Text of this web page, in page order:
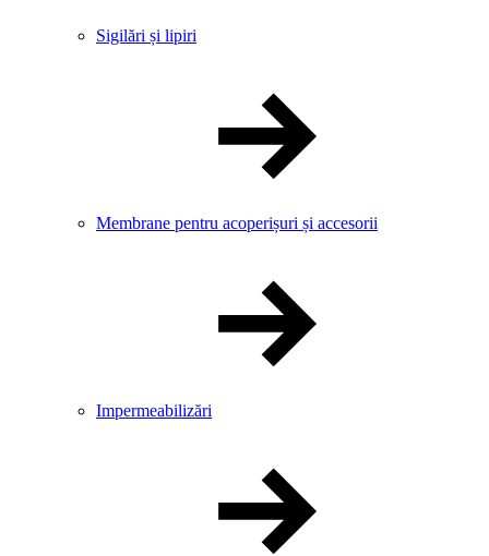
Sigilări și lipiri
Membrane pentru acoperișuri și accesorii
Impermeabilizări